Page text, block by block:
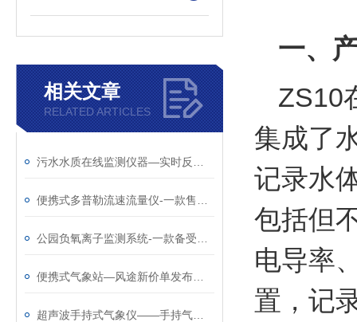
相关文章
RELATED ARTICLES
一、
ZS10
集成了
记录水
包括但
电导率
置，记